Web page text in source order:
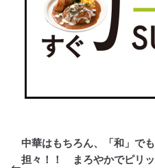
中華はもちろん、「和」でも
担々！！ まろやかでピリッ